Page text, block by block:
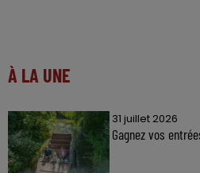
À LA UNE
31 juillet 2026
Gagnez vos